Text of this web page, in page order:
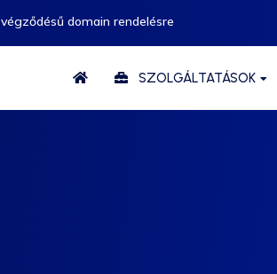
végződésű domain rendelésre
SZOLGÁLTATÁSOK